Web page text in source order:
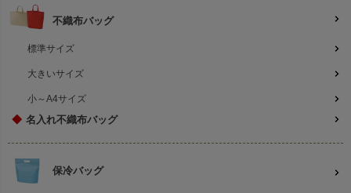
不織布バッグ
標準サイズ
大きいサイズ
小～A4サイズ
◆ 名入れ不織布バッグ
保冷バッグ